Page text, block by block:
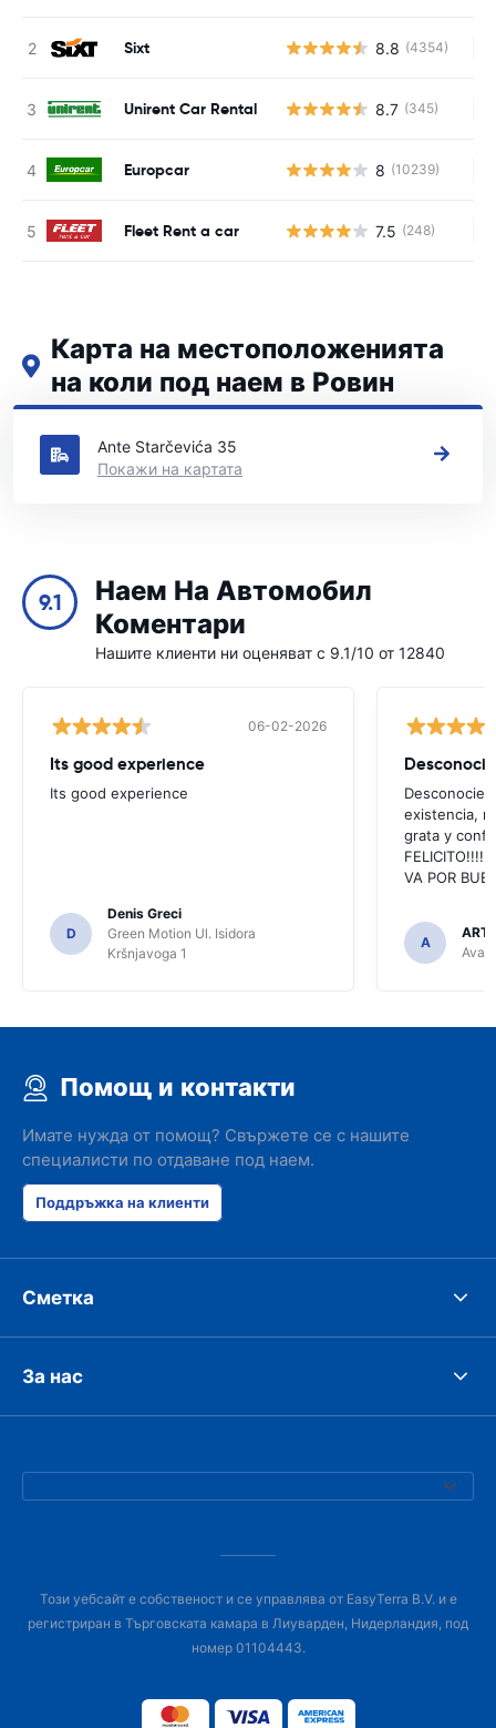
Sixt 8.8 (4354)
Unirent Car Rental 8.7 (345)
Europcar 8 (10239)
Fleet Rent a car 7.5 (248)
Карта на местоположенията
на коли под наем в Ровин
Вижте нашите основни места за коли под наем в Ровин
Ante Starčevića 35
Покажи на картата
9.1
Наем На Автомобил
Коментари
Нашите клиенти ни оценяват с 9.1/10 от 12840
06-02-2026
Its good experience
Its good experience
D
Denis Greci
Green Motion Ul. Isidora
Kršnjavoga 1
existencia,
grata y
FELICITO!!!!,
VA POR
A
Помощ и контакти
Имате нужда от помощ? Свържете се с нашите
специалисти по отдаване под наем.
Поддръжка на клиенти
Сметка
За нас
Този уебсайт е собственост и се управлява от EasyTerra B.V. и е
регистриран в Търговската камара в Лиуварден, Нидерландия, под
номер 01104443.